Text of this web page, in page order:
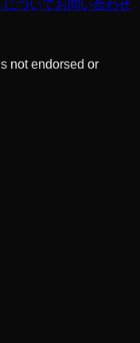
についてお問い合わせ
not endorsed or